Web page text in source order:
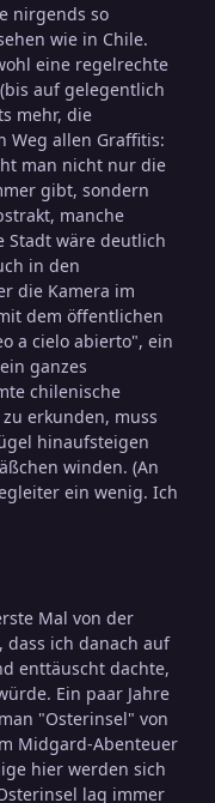
nirgends so
wie in Chile.
eine regelrechte
auf gelegentlich
mehr, die
Weg allen Graffitis:
man nicht nur die
gibt, sondern
manche
Stadt wäre deutlich
in den
die Kamera im
dem öffentlichen
a cielo abierto", ein
ganzes
chilenische
erkunden, muss
hinaufsteigen
winden. (An
ein wenig. Ich
Mal von der
ich danach auf
enttäuscht dachte,
Ein paar Jahre
"Osterinsel" von
Midgard-Abenteuer
hier werden sich
lag immer